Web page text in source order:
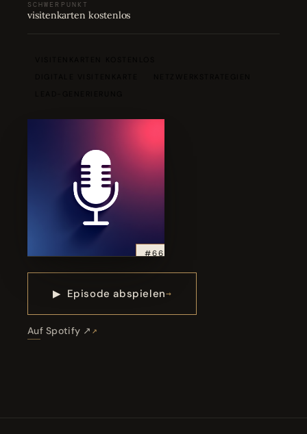
SCHWERPUNKT
visitenkarten kostenlos
#66
▶ Episode abspielen
Auf Spotify ↗